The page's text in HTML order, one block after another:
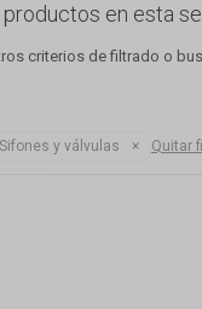
productos en esta
criterios de filtrado o
Sifones y válvulas Quitar